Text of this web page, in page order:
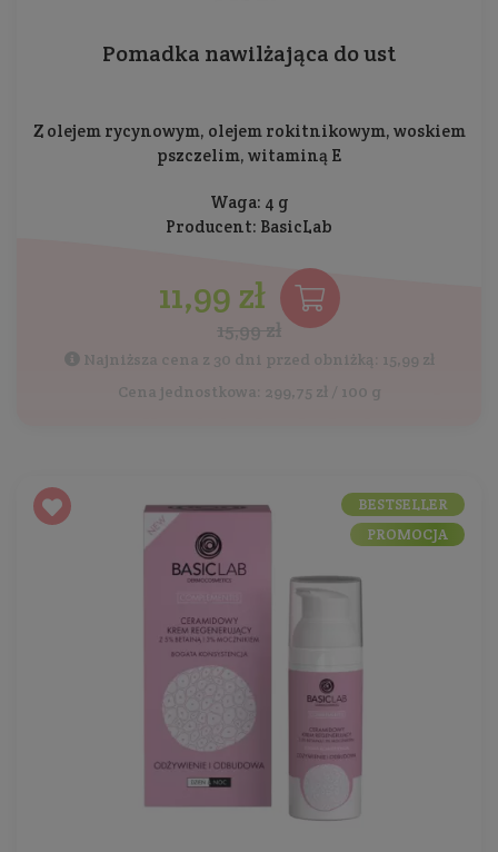
Pomadka nawilżająca do ust
Z olejem rycynowym, olejem rokitnikowym, woskiem
pszczelim, witaminą E
Waga: 4 g
Producent: BasicLab
11,99 zł
15,99 zł
Najniższa cena z 30 dni przed obniżką: 15,99 zł
Cena jednostkowa: 299,75 zł / 100 g
BESTSELLER
PROMOCJA